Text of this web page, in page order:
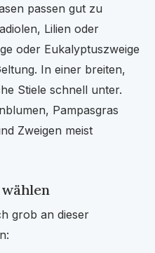
passen gut zu
Lilien oder
oder Eukalyptuszweige
In einer breiten,
Stiele schnell unter.
Pampasgras
Zweigen meist
grob an dieser